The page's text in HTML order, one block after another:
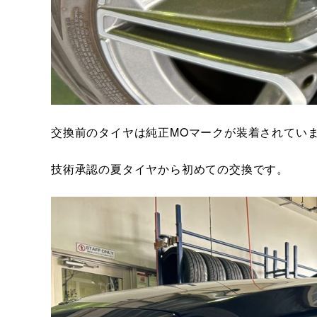
交換前のタイヤは純正MOマークが装着されてい
技術承認の夏タイヤから初めての交換です。